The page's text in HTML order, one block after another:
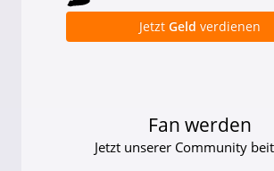
Jetzt Geld verdienen
Fan werden
Jetzt unserer Community